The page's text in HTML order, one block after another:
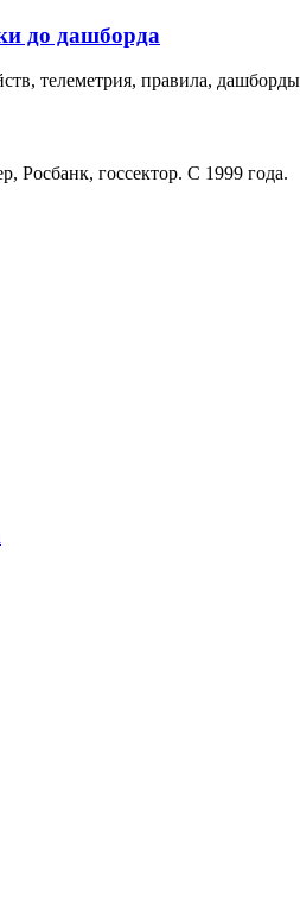
до дашборда
телеметрия, правила,
Росбанк, госсектор. С 1999 года.